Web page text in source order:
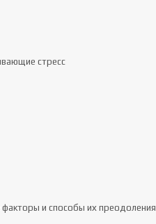
стресс
факторы и способы их преодоления